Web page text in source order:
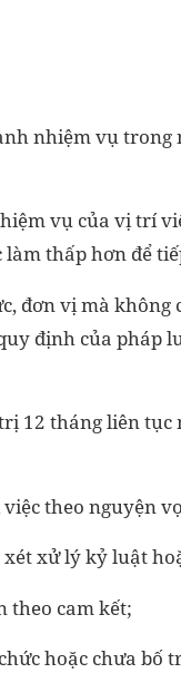
nhiệm vụ trong
vụ của vị trí
thấp hơn để
đơn vị mà
định của pháp
12 tháng liên
theo nguyện
xét xử lý kỷ luật
theo cam kết;
hoặc chưa bố